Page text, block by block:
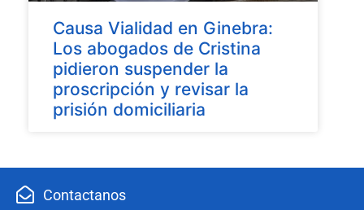
Causa Vialidad en Ginebra:
Los abogados de Cristina
pidieron suspender la
proscripción y revisar la
prisión domiciliaria
Contactanos